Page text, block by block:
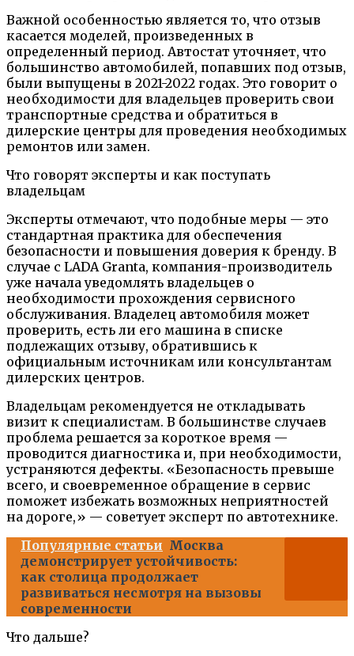
Важной особенностью является то, что отзыв
касается моделей, произведенных в
определенный период. Автостат уточняет, что
большинство автомобилей, попавших под отзыв,
были выпущены в 2021-2022 годах. Это говорит о
необходимости для владельцев проверить свои
транспортные средства и обратиться в
дилерские центры для проведения необходимых
ремонтов или замен.
Что говорят эксперты и как поступать
владельцам
Эксперты отмечают, что подобные меры — это
стандартная практика для обеспечения
безопасности и повышения доверия к бренду. В
случае с LADA Granta, компания-производитель
уже начала уведомлять владельцев о
необходимости прохождения сервисного
обслуживания. Владелец автомобиля может
проверить, есть ли его машина в списке
подлежащих отзыву, обратившись к
официальным источникам или консультантам
дилерских центров.
Владельцам рекомендуется не откладывать
визит к специалистам. В большинстве случаев
проблема решается за короткое время —
проводится диагностика и, при необходимости,
устраняются дефекты. «Безопасность превыше
всего, и своевременное обращение в сервис
поможет избежать возможных неприятностей
на дороге,» — советует эксперт по автотехнике.
Популярные статьи Москва
демонстрирует устойчивость:
как столица продолжает
развиваться несмотря на вызовы
современности
Что дальше?